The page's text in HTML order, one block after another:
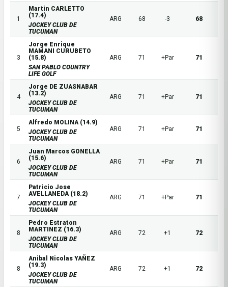
1
Martin CARLETTO
(17.4)
JOCKEY CLUB DE
TUCUMAN
ARG 68 -3 68
3
Jorge Enrique
MAMANI CURUBETO
(15.8)
SAN PABLO COUNTRY
LIFE GOLF
ARG 71 +Par 71
4
Jorge DE ZUASNABAR
(13.2)
JOCKEY CLUB DE
TUCUMAN
ARG 71 +Par 71
5
Alfredo MOLINA (14.9)
JOCKEY CLUB DE
TUCUMAN
ARG 71 +Par 71
6
Juan Marcos GONELLA
(15.6)
JOCKEY CLUB DE
TUCUMAN
ARG 71 +Par 71
7
Patricio Jose
AVELLANEDA (18.2)
JOCKEY CLUB DE
TUCUMAN
ARG 71 +Par 71
8
Pedro Estraton
MARTINEZ (16.3)
JOCKEY CLUB DE
TUCUMAN
ARG 72 +1 72
8
Anibal Nicolas YAÑEZ
(19.3)
JOCKEY CLUB DE
TUCUMAN
ARG 72 +1 72